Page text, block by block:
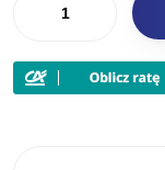
Preston
Supera